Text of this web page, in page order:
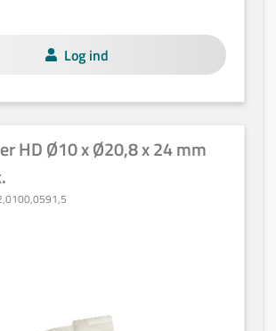
Log ind
HD Ø10 x Ø20,8 x 24 mm